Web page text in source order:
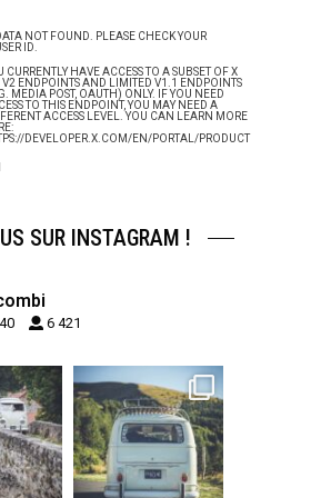
NOT FOUND. PLEASE CHECK YOUR
ID.
CURRENTLY HAVE ACCESS TO A SUBSET OF X
V2 ENDPOINTS AND LIMITED V1.1 ENDPOINTS
MEDIA POST, OAUTH) ONLY. IF YOU NEED
TO THIS ENDPOINT, YOU MAY NEED A
ACCESS LEVEL. YOU CAN LEARN MORE
DEVELOPER.X.COM/EN/PORTAL/PRODUCT
SUR INSTAGRAM !
6 421
15
becombi
Sep 12